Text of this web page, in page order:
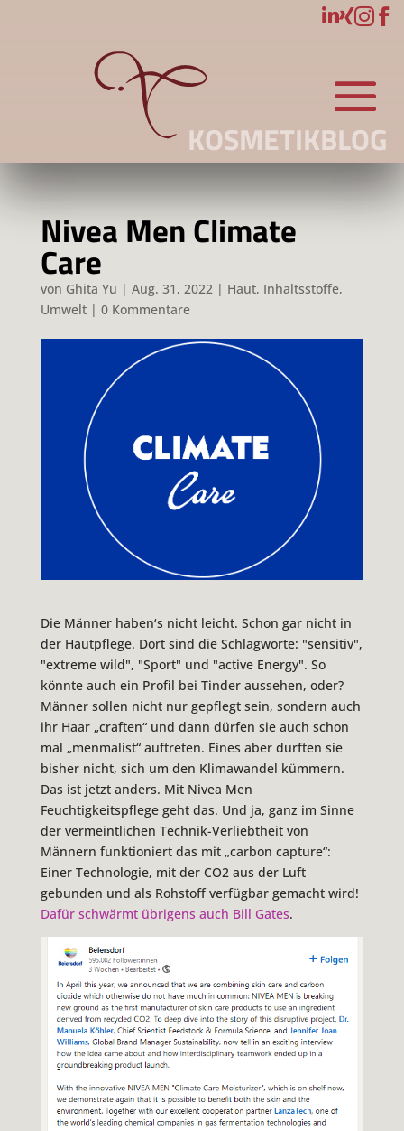
KOSMETIKBLOG




Nivea Men Climate
Care
von Ghita Yu | Aug. 31, 2022| Haut, Inhaltsstoffe,
Umwelt| 0 Kommentare
Die Männer haben‘s nicht leicht. Schon gar nicht in
der Hautpflege. Dort sind die Schlagworte: "sensitiv",
"extreme wild", "Sport" und "active Energy". So
könnte auch ein Profil bei Tinder aussehen, oder?
Männer sollen nicht nur gepflegt sein, sondern auch
ihr Haar „craften“ und dann dürfen sie auch schon
mal „menmalist“ auftreten. Eines aber durften sie
bisher nicht, sich um den Klimawandel kümmern.
Das ist jetzt anders. Mit Nivea Men
Feuchtigkeitspflege geht das. Und ja, ganz im Sinne
der vermeintlichen Technik-Verliebtheit von
Männern funktioniert das mit „carbon capture“:
Einer Technologie, mit der CO2 aus der Luft
gebunden und als Rohstoff verfügbar gemacht wird!
Dafür schwärmt übrigens auch Bill Gates.